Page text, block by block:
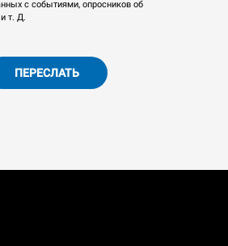
с событиями, опросников об
т. Д.
ПЕРЕСЛАТЬ